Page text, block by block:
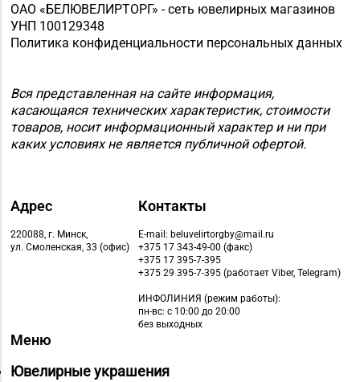
ОАО «БЕЛЮВЕЛИРТОРГ» - сеть ювелирных магазинов
УНП 100129348
Политика конфиденциальности персональных данных
Вся представленная на сайте информация,
касающаяся технических характеристик, стоимости
товаров, носит информационный характер и ни при
каких условиях не является публичной офертой.
Адрес
220088, г. Минск,
ул. Смоленская, 33 (офис)
Контакты
E-mail: beluvelirtorgby@mail.ru
+375 17 343-49-00 (факс)
+375 17 395-7-395
+375 29 395-7-395 (работает Viber, Telegram)
ИНФОЛИНИЯ (режим работы):
пн-вс: с 10:00 до 20:00
без выходных
Меню
Ювелирные украшения